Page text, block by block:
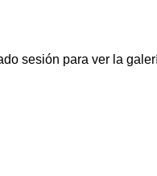
sesión para ver la